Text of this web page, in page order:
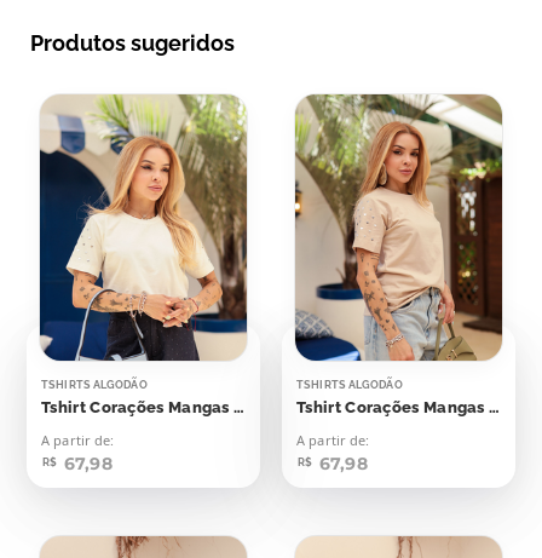
Produtos sugeridos
TSHIRTS ALGODÃO
Tshirt Corações Mangas Aplicação
A partir de:
R$ 67,98
TSHIRTS ALGODÃO
Tshirt Corações Mangas Aplicação
A partir de:
R$ 67,98